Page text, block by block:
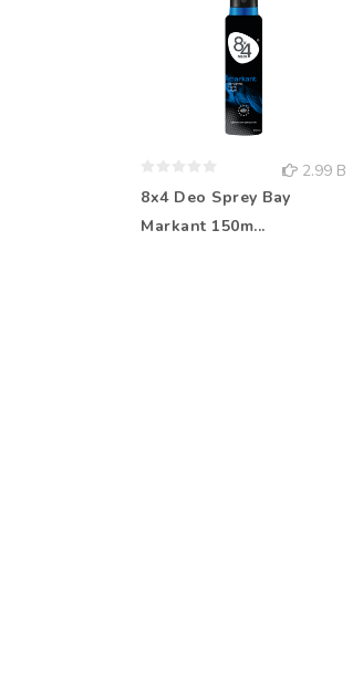
2.99 B
8x4 Deo Sprey Bay
Markant 150m...